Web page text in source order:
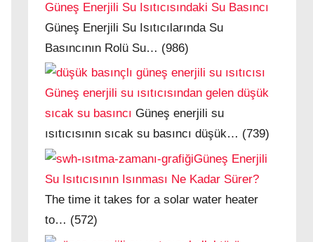
Güneş Enerjili Su Isıtıcısındaki Su Basıncı
Güneş Enerjili Su Isıtıcılarında Su
Basıncının Rolü Su… (986)
Güneş enerjili su ısıtıcısından gelen düşük
sıcak su basıncı Güneş enerjili su
ısıtıcısının sıcak su basıncı düşük… (739)
Güneş Enerjili
Su Isıtıcısının Isınması Ne Kadar Sürer?
The time it takes for a solar water heater
to… (572)